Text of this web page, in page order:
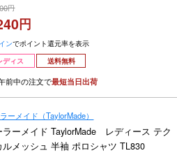
ンでポイント還元率を表示
ディス
送料無料
前中の注文で最短当日出荷
ーメイド（TaylorMade）
ラーメイド TaylorMade レディース テク
ルメッシュ 半袖 ポロシャツ TL830